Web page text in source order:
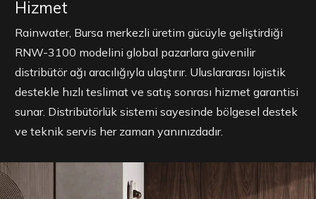
Hizmet
Rainwater, Bursa merkezli üretim gücüyle geliştirdiği
RNW-3100 modelini global pazarlara güvenilir
distribütör ağı aracılığıyla ulaştırır. Uluslararası lojistik
destekle hızlı teslimat ve satış sonrası hizmet garantisi
sunar. Distribütörlük sistemi sayesinde bölgesel destek
ve teknik servis her zaman yanınızdadır.